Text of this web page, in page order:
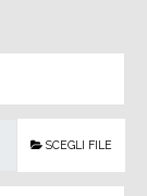
SCEGLI FILE